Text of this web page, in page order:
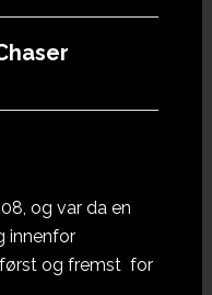
og var da en
innenfor
og fremst for